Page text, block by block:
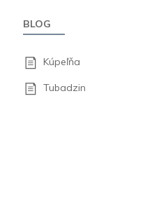
BLOG
Kúpeľňa
Tubadzin